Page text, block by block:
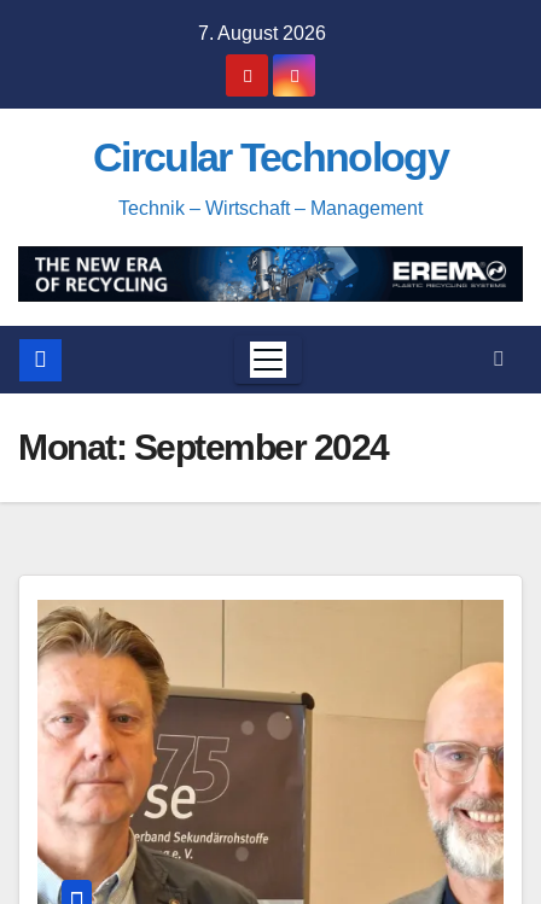
7. August 2026
Circular Technology
Technik – Wirtschaft – Management
Monat: September 2024